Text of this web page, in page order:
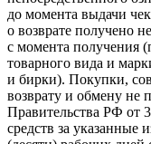
до момента выдачи
о возврате получено
с момента получения
товарного вида и
и бирки). Покупки,
возврату и обмену не
Правительства РФ от
средств за указанные